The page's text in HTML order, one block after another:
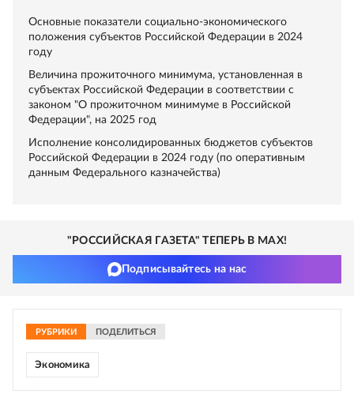
Основные показатели социально-экономического
положения субъектов Российской Федерации в 2024
году
Величина прожиточного минимума, установленная в
субъектах Российской Федерации в соответствии с
законом "О прожиточном минимуме в Российской
Федерации", на 2025 год
Исполнение консолидированных бюджетов субъектов
Российской Федерации в 2024 году (по оперативным
данным Федерального казначейства)
"РОССИЙСКАЯ ГАЗЕТА" ТЕПЕРЬ В MAX!
Подписывайтесь на нас
РУБРИКИ ПОДЕЛИТЬСЯ
Экономика